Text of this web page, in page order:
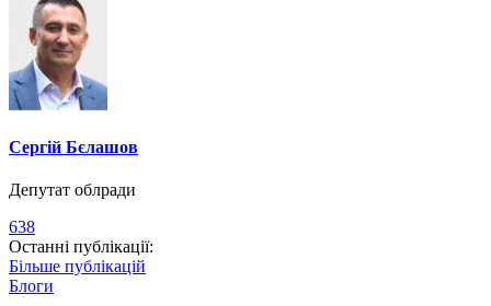
Сергій Бєлашов
Депутат облради
638
Останні публікації:
Більше публікацій
Блоги